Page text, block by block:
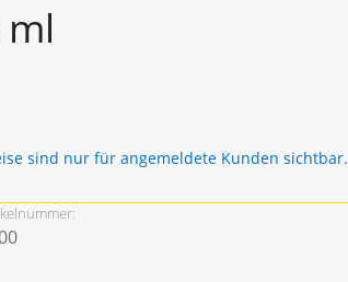
sind nur für angemeldete Kunden sichtbar.